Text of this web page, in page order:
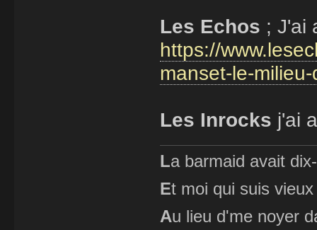
Les Echos ; J'ai
https://
manset-le-
Les Inrocks j'ai
La barmaid avait
Et moi qui suis
Au lieu d'me noyer